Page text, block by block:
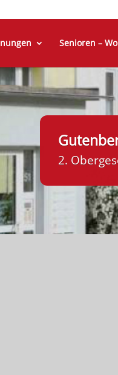
Senioren –
2.